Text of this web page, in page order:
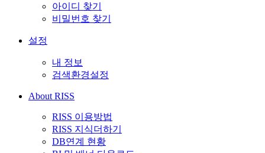
아이디 찾기
비밀번호 찾기
설정
내 정보
검색환경설정
About RISS
RISS 이용방법
RISS 지식더하기
DB연계 현황